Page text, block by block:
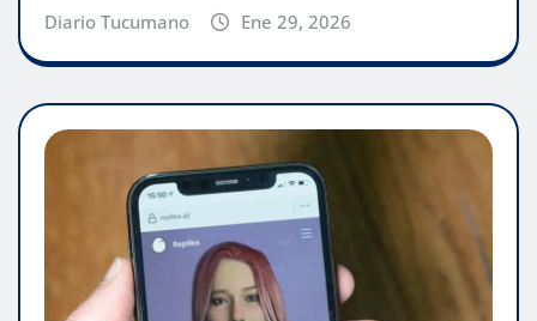
Diario Tucumano Ene 29, 2026